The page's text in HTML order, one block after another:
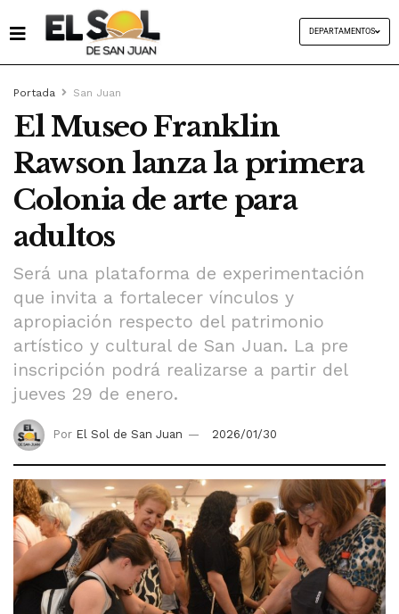
DEPARTAMENTOS
Portada San Juan
El Museo Franklin
Rawson lanza la primera
Colonia de arte para
adultos
Será una plataforma de experimentación
que invita a fortalecer vínculos y
apropiación respecto del patrimonio
artístico y cultural de San Juan. La pre
inscripción podrá realizarse a partir del
jueves 29 de enero.
Por El Sol de San Juan 2026/01/30